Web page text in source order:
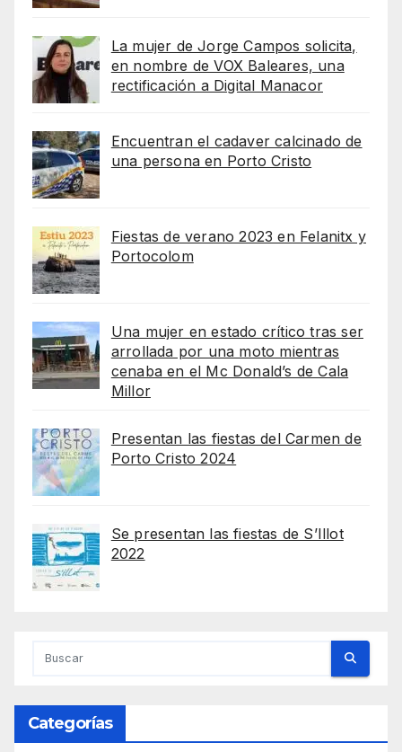
La mujer de Jorge Campos solicita,
en nombre de VOX Baleares, una
rectificación a Digital Manacor
Encuentran el cadaver calcinado de
una persona en Porto Cristo
Fiestas de verano 2023 en Felanitx y
Portocolom
Una mujer en estado crítico tras ser
arrollada por una moto mientras
cenaba en el Mc Donald’s de Cala
Millor
Presentan las fiestas del Carmen de
Porto Cristo 2024
Se presentan las fiestas de S’Illot
2022
Categorías